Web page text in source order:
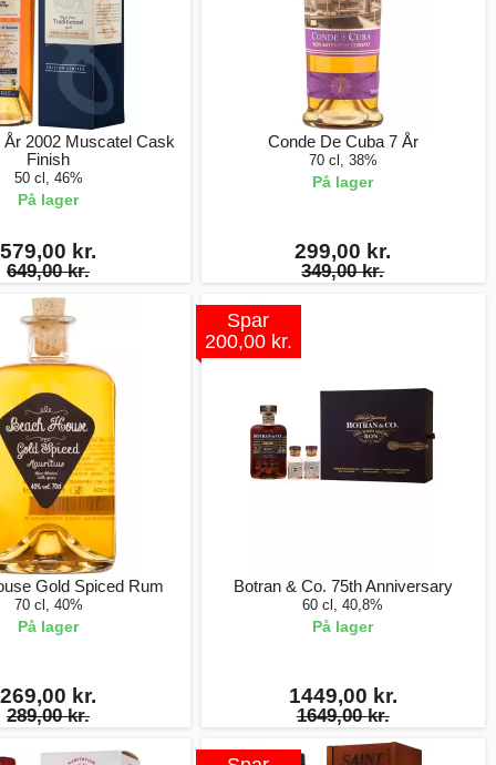
År 2002 Muscatel Cask
Finish
50 cl, 46%
På lager
579,00 kr.
649,00 kr.
Conde De Cuba 7 År
70 cl, 38%
På lager
299,00 kr.
349,00 kr.
Gold Spiced Rum
70 cl, 40%
På lager
269,00 kr.
289,00 kr.
Spar
200,00 kr.
Botran & Co. 75th Anniversary
60 cl, 40,8%
På lager
1449,00 kr.
1649,00 kr.